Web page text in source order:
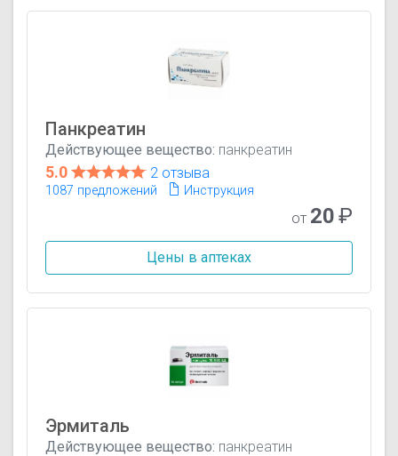
Панкреатин
Действующее вещество: панкреатин
5.0 2 отзыва
1087 предложений Инструкция
от 20₽
Цены в аптеках
Эрмиталь
Действующее вещество: панкреатин